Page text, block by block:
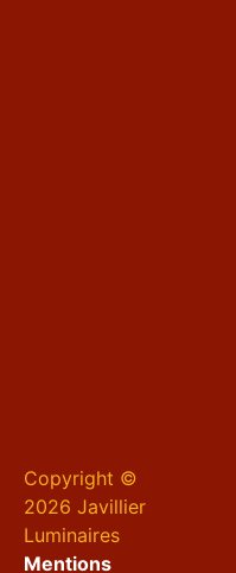
Copyright ©
2026 Javillier
Luminaires
Mentions